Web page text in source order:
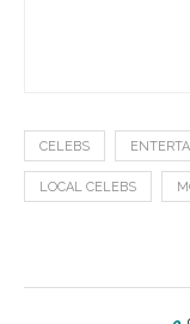
CELEBS
LOCAL CELEBS